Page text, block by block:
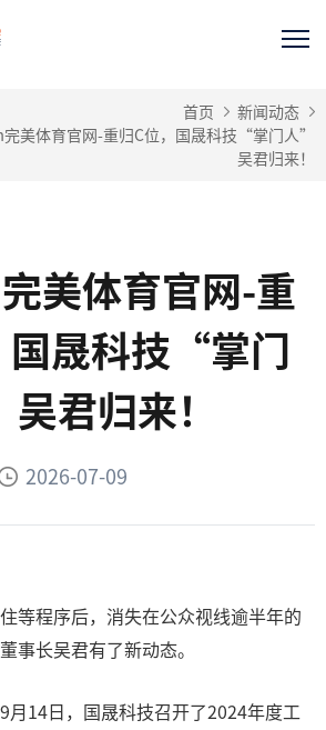
首页
新闻动态
美体育官网-重归C位，国晟科技“掌门人”
吴君归来！
美体育官网-重
国晟科技“掌门
君归来！
2026-07-09
等程序后，消失在公众视线逾半年的
事长吴君有了新动态。
月14日，国晟科技召开了2024年度工